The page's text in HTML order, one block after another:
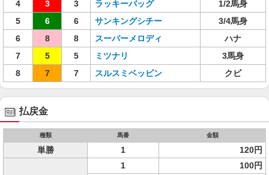
4
3 3 ラッキーバッグ
1/2馬身
5
6 6 サンキングシチー
3/4馬身
6
8 8 スーパーメロディ
ハナ
7
5 5 ミツナリ
3馬身
8
7 7 スルスミベッピン クビ
払戻金
種類 馬番 金額
単勝 1 120円
1
100円